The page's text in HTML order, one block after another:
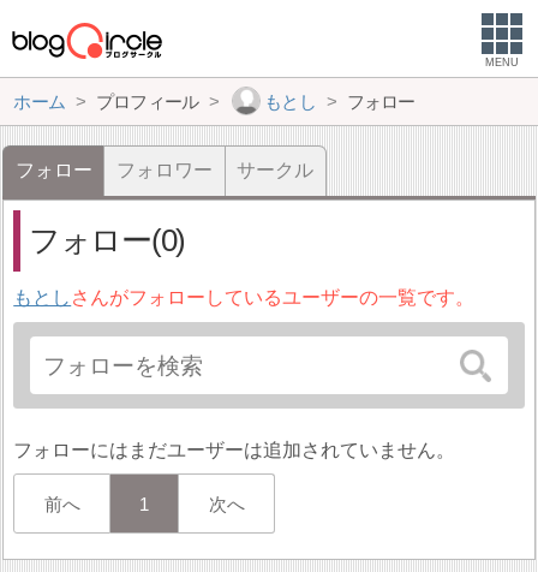
MENU
ホーム プロフィール もとし フォロー
フォロー フォロワー サークル
フォロー(0)
もとし さんがフォローしているユーザーの一覧です。
フォローにはまだユーザーは追加されていません。
前へ 1 次へ